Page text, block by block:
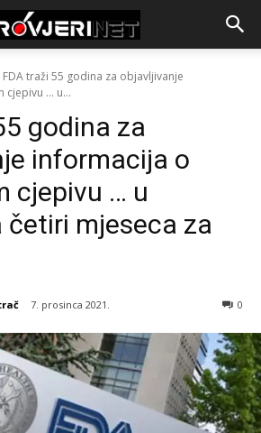
FDA traži 55 godina za objavljivanje
... u...
godina za
informacija o
cjepivu … u
četiri mjeseca za
7. prosinca 2021. 0